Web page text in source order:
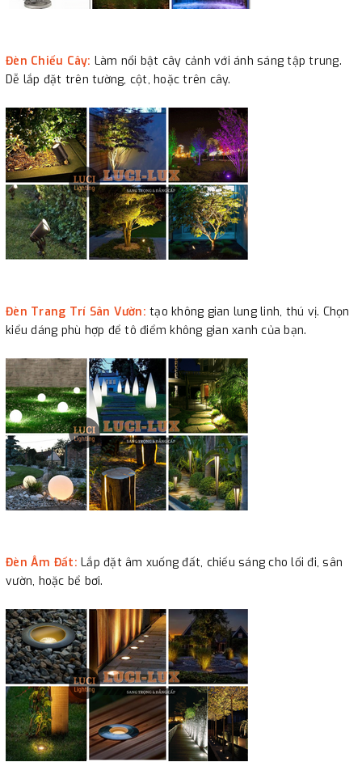
Đèn Chiếu Cây: Làm nổi bật cây cảnh với ánh sáng tập trung.
Dễ lắp đặt trên tường, cột, hoặc trên cây.
Đèn Trang Trí Sân Vườn: tạo không gian lung linh, thú vị. Chọn
kiểu dáng phù hợp để tô điểm không gian xanh của bạn.
Đèn Âm Đất: Lắp đặt âm xuống đất, chiếu sáng cho lối đi, sân
vườn, hoặc bể bơi.